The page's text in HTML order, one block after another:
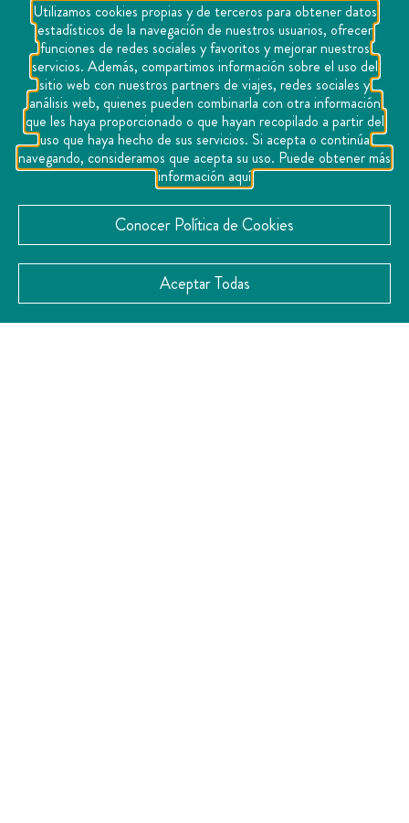
Utilizamos cookies propias y de terceros para obtener datos
estadísticos de la navegación de nuestros usuarios, ofrecer
funciones de redes sociales y favoritos y mejorar nuestros
servicios. Además, compartimos información sobre el uso del
sitio web con nuestros partners de viajes, redes sociales y
análisis web, quienes pueden combinarla con otra información
que les haya proporcionado o que hayan recopilado a partir del
uso que haya hecho de sus servicios. Si acepta o continúa
navegando, consideramos que acepta su uso. Puede obtener más
información aquí
Conocer Política de Cookies
Aceptar Todas